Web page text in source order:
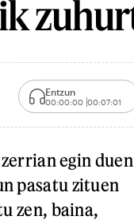
Entzun
00:00:00 00:07:01
egin duen
pasatu zituen
zen, baina,